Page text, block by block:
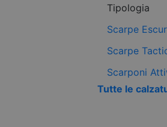
Tipologia
Scarpe
Scarpe
Scarponi
Tutte le